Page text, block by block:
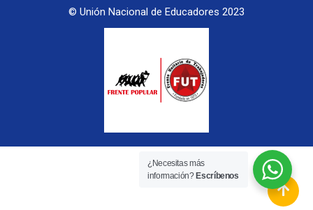
© Unión Nacional de Educadores 2023
¿Necesitas más
información? Escríbenos